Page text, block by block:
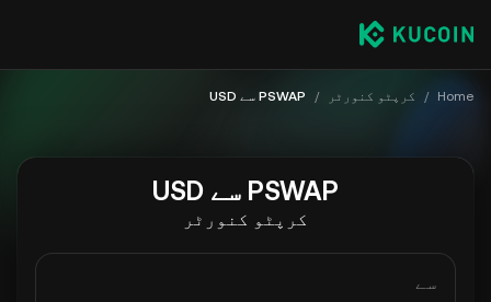
Home
/ کرپٹو کنورٹر / PSWAP سے USD
PSWAP سے USD
کرپٹو کنورٹر
سے